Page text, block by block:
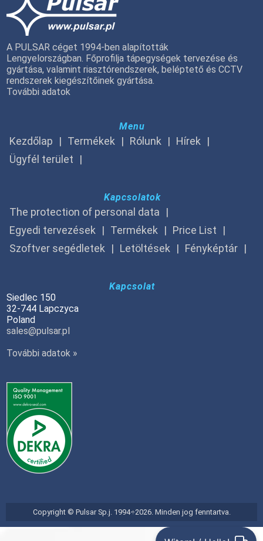
A PULSAR céget 1994-ben alapították
Lengyelországban. Főprofilja tápegységek tervezése és
gyártása, valamint riasztórendszerek, beléptető és CCTV
rendszerek kiegészítőinek gyártása.
További adatok
Menu
Kezdőlap Termékek Rólunk
Hírek
Ügyfél terület
Kapcsolatok
The protection of personal data
Egyedi tervezések
Termékek
Price List
Szoftver segédletek
Letöltések Fényképtár
Kapcsolat
Siedlec 150
32-744 Lapczyca
Poland
sales@pulsar.pl
További adatok »
Copyright © Pulsar Sp.j. 1994÷2026. Minden jog fenntartva.